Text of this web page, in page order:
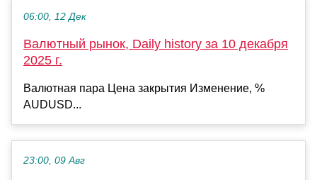
06:00, 12 Дек
Валютный рынок, Daily history за 10 декабря
2025 г.
Валютная пара Цена закрытия Изменение, %
AUDUSD...
23:00, 09 Авг